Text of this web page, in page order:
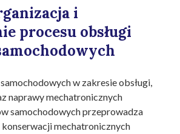
i
procesu obsługi
w zakresie obsługi,
naprawy mechatronicznych
samochodowych przeprowadza
konserwacji mechatronicznych